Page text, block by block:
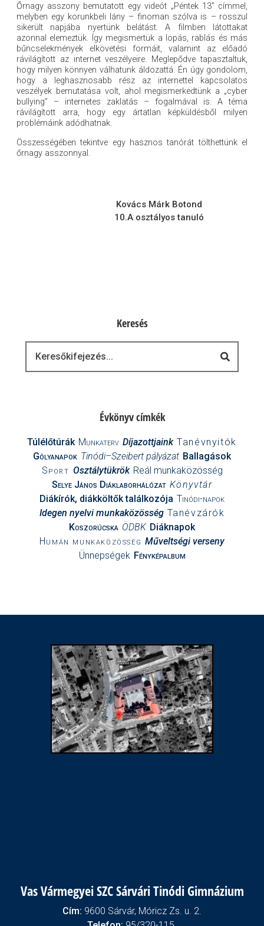
Őrnagy asszony bemutatott egy videót „Péntek 13” címmel,
melyben egy korunkbeli lány –finoman szólva is –rosszul
sikerült napjába nyertünk belátást. A filmben látottakat
azonnal elemeztük. Így megismertük a lopás, rablás és más
bűncselekmények elkövetési formáit, valamint az előadó
rávilágított az internet veszélyeire. Meglepődve tapasztaltuk,
hogy milyen könnyen válhatunk áldozattá. Én úgy gondolom,
hogy a leghasznosabb rész az internettel kapcsolatos
veszélyek bemutatása volt, ahol megismerkedtünk a „cyber
bullying” –internetes zaklatás – fogalmával is. A téma
rávilágított arra, hogy egy ártatlan képküldésből milyen
problémáink adódhatnak.
Összességében tekintve egy hasznos tanórát tölthettünk el
őrnagy asszonnyal.
Kovács Márk Botond
10.A osztályos tanuló
Keresés
Évkönyv címkék
Túlélőtúrák Munkaterv Díjazottjaink Tanévnyitók
Gólyanapok Tinódi–Szeibert pályázat Ballagások
Sport Osztálytükrök Reál munkaközösség
Selye János Diáklaborhálózat Könyvtár
Diákírók, diákköltők találkozója Tinódi-napok
Idegen nyelvi munkaközösség Tanévzárók
Koszorúcska ÖDBK Diáknapok
Humán munkaközösség Műveltségi verseny
Ünnepségek Fényképalbum
Vas Vármegyei SZC Sárvári Tinódi Gimnázium
Cím: 9600 Sárvár, Móricz Zs. u. 2.